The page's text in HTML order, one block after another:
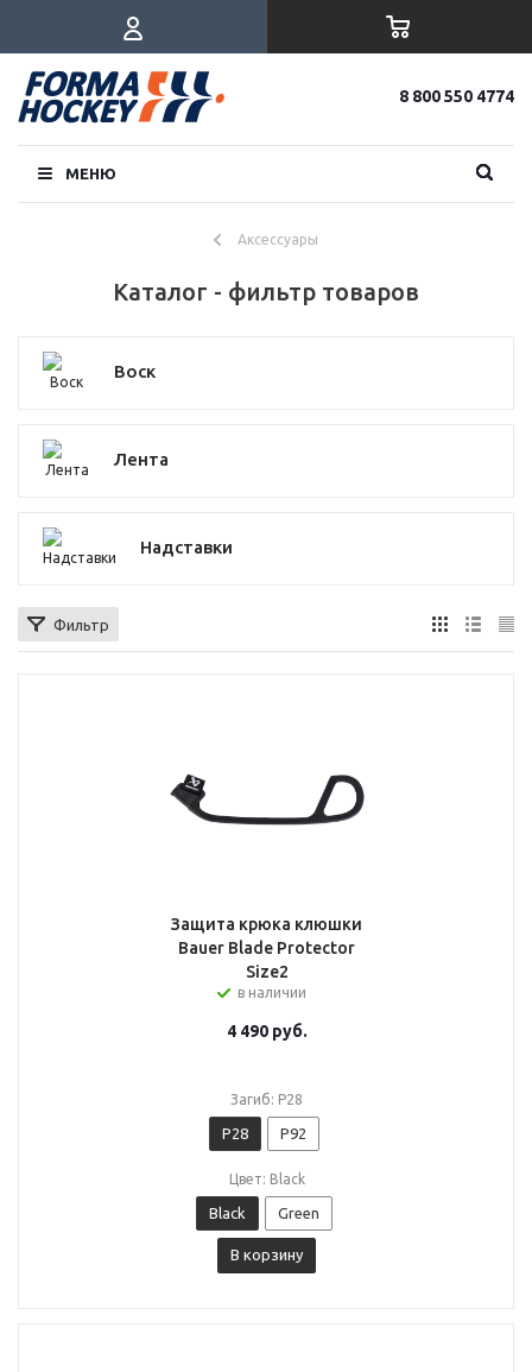
8 800 550 4774
МЕНЮ
Аксессуары
Каталог - фильтр товаров
Воск
Лента
Надставки
Фильтр
Защита крюка клюшки
Bauer Blade Protector
Size2
в наличии
4 490руб.
Загиб: P28
P28 P92
Цвет: Black
Black Green
В корзину